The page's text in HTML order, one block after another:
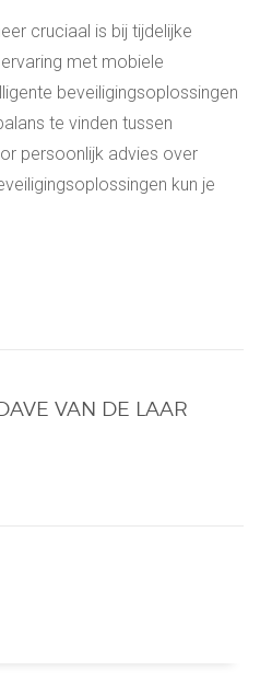
cruciaal is bij tijdelijke
met mobiele
beveiligingsoplossingen
te vinden tussen
persoonlijk advies over
kun je
VAN DE LAAR